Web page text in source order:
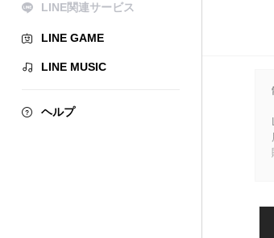
LINE関連サービス
LINE GAME
LINE MUSIC
ヘルプ